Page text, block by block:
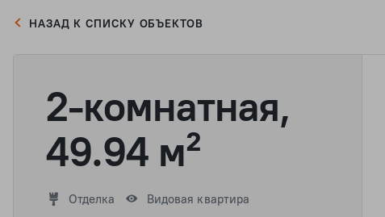
НАЗАД К СПИСКУ ОБЪЕКТОВ
2-комнатная,
49.94 м²
Отделка Видовая квартира